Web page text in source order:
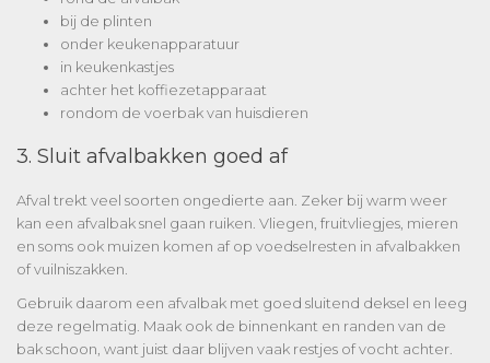
bij de plinten
onder keukenapparatuur
in keukenkastjes
achter het koffiezetapparaat
rondom de voerbak van huisdieren
3. Sluit afvalbakken goed af
Afval trekt veel soorten ongedierte aan. Zeker bij warm weer
kan een afvalbak snel gaan ruiken. Vliegen, fruitvliegjes, mieren
en soms ook muizen komen af op voedselresten in afvalbakken
of vuilniszakken.
Gebruik daarom een afvalbak met goed sluitend deksel en leeg
deze regelmatig. Maak ook de binnenkant en randen van de
bak schoon, want juist daar blijven vaak restjes of vocht achter.